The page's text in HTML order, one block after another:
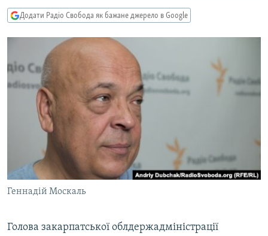
пошуку
СВІТ
ТИ ЯК?
КИТАЙ.ВИКЛИКИ
МУЛЬТИМЕДІА
ФОТО
СПЕЦПРОЄКТИ
ПОДКАСТИ
КРИМ РЕАЛІЇ
УКР
Додати Радіо Свобода як бажане джерело в Google
Геннадій Москаль
Голова закарпатської облдержадміністрації